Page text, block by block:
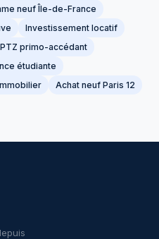
neuf Île-de-France
Investissement locatif
PTZ primo-accédant
étudiante
Achat neuf Paris 12